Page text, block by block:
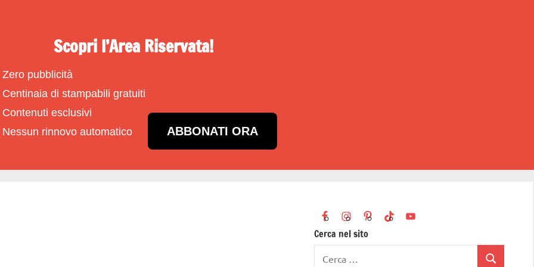
Scopri l’Area Riservata!
Zero pubblicità
Centinaia di stampabili gratuiti
Contenuti esclusivi
Nessun rinnovo automatico
ABBONATI ORA
Cerca nel sito